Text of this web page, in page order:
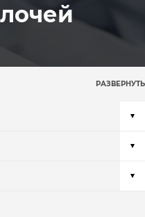
РАЗВЕРНУТЬ